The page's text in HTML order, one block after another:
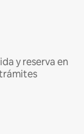
y reserva en